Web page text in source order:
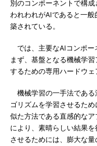
別のコンポーネントで構成
われわれがAIであると一
築されている。
では、主要なAIコンポ
まず、基盤となる機械学
するための専用ハードウェ
機械学習の一手法である
ゴリズムを学習させるた
似た方法である直感的な
により、素晴らしい結果
させるためには、膨大な